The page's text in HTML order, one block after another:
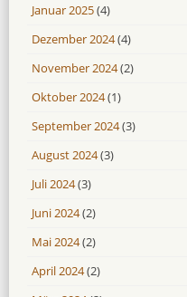
Januar 2025(4)
Dezember 2024(4)
November 2024(2)
Oktober 2024(1)
September 2024(3)
August 2024(3)
Juli 2024(3)
Juni 2024(2)
Mai 2024(2)
April 2024(2)